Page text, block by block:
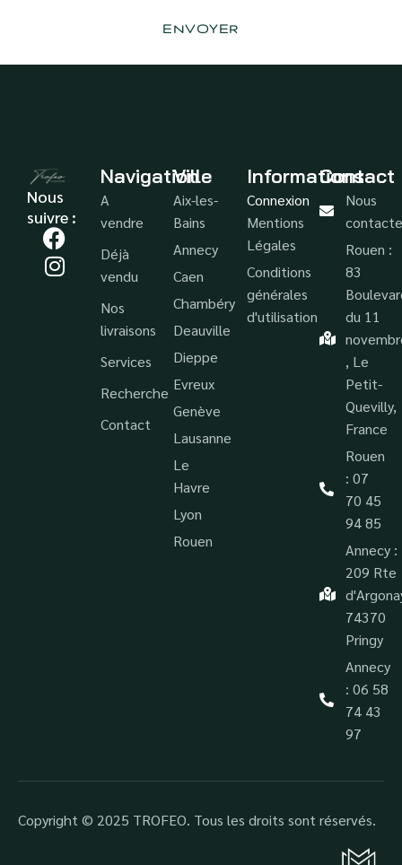
Nous
suivre :
Navigation
A
vendre
Déjà
vendu
Nos
livraisons
Services
Recherche
Contact
Ville
Aix-les-
Bains
Annecy
Caen
Chambéry
Deauville
Dieppe
Evreux
Genève
Lausanne
Le
Havre
Lyon
Rouen
Informations
Connexion
Mentions
Légales
Conditions
générales
d'utilisation
Contact
Nous
Rouen :
83
du 11
, Le
Petit-
Quevilly,
France
Rouen
: 07
70 45
94 85
Annecy :
209 Rte
74370
Pringy
Annecy
: 06 58
74 43
97
Copyright © 2025 TROFEO. Tous les droits sont réservés.